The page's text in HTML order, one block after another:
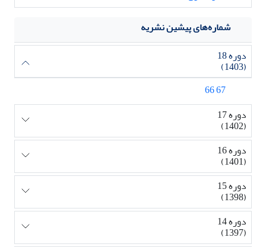
شماره‌های پیشین نشریه
دوره 18
(1403)
67 66
دوره 17
(1402)
دوره 16
(1401)
دوره 15
(1398)
دوره 14
(1397)